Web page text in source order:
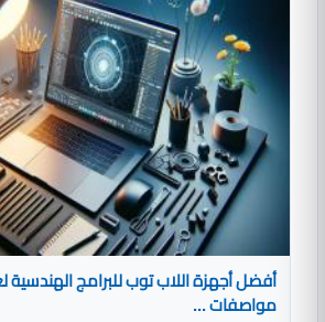
مواصفات ...